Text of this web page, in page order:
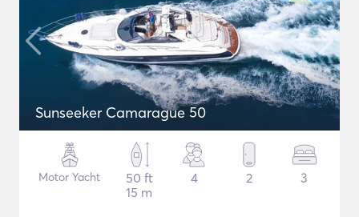
Sunseeker Camarague 50
Motor Yacht
50 ft
15 m
4 2 3